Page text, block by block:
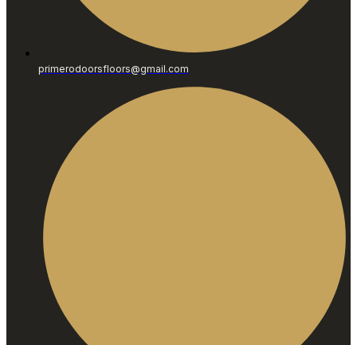
primerodoorsfloors@gmail.com